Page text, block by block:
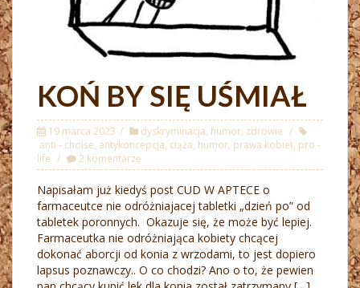
KOŃ BY SIĘ UŚMIAŁ
19 marca 2023 dyskryminacja, humor, zdrowie
anti - choise, antykoncepcja, ciąża, humor, prawa kobiet, pro -
life
2 komentarze
Napisałam już kiedyś post CUD W APTECE o
farmaceutce nie odróżniajacej tabletki „dzień po” od
tabletek poronnych. Okazuje się, że może być lepiej.
Farmaceutka nie odróżniająca kobiety chcącej
dokonać aborcji od konia z wrzodami, to jest dopiero
lapsus poznawczy.. O co chodzi? Ano o to, że pewien